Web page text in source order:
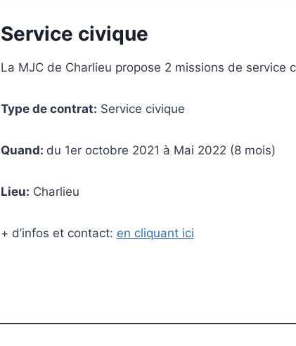
Service civique
La MJC de Charlieu propose 2 missions de service
Type de contrat: Service civique
Quand: du 1er octobre 2021 à Mai 2022 (8 mois)
Lieu: Charlieu
+ d’infos et contact: en cliquant ici